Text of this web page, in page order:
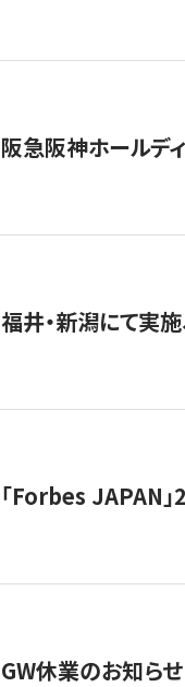
阪急阪神ホールデ
福井・新潟にて実
「Forbes JAPAN
GW休業のお知らせ